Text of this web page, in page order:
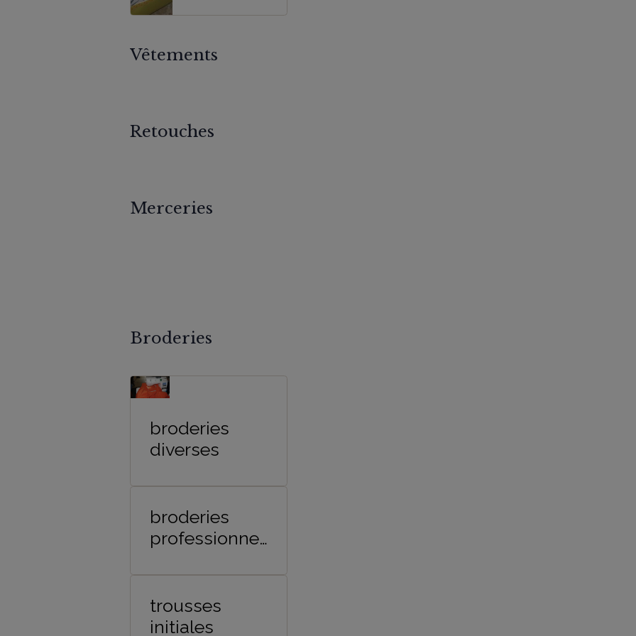
Vêtements
Retouches
Merceries
Broderies
broderies
diverses
broderies
professionnel
trousses
initiales